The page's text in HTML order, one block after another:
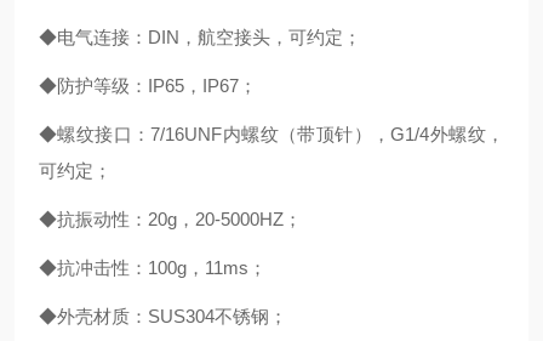
◆电气连接：DIN，航空接头，可约定；
◆防护等级：IP65，IP67；
◆螺纹接口：7/16UNF内螺纹（带顶针），G1/4外螺纹，
可约定；
◆抗振动性：20g，20-5000HZ；
◆抗冲击性：100g，11ms；
◆外壳材质：SUS304不锈钢；